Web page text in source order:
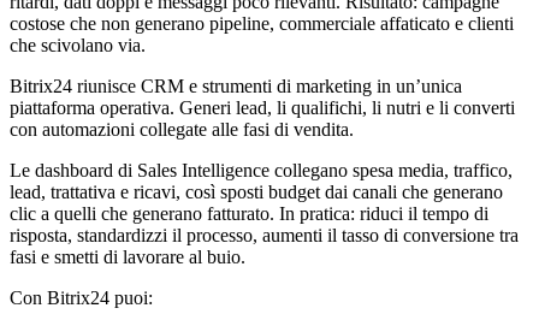
costose che non generano pipeline, commerciale affaticato e clienti
che scivolano via.
Bitrix24 riunisce CRM e strumenti di marketing in un’unica
piattaforma operativa. Generi lead, li qualifichi, li nutri e li converti
con automazioni collegate alle fasi di vendita.
Le dashboard di Sales Intelligence collegano spesa media, traffico,
lead, trattativa e ricavi, così sposti budget dai canali che generano
clic a quelli che generano fatturato. In pratica: riduci il tempo di
risposta, standardizzi il processo, aumenti il tasso di conversione tra
fasi e smetti di lavorare al buio.
Con Bitrix24 puoi: